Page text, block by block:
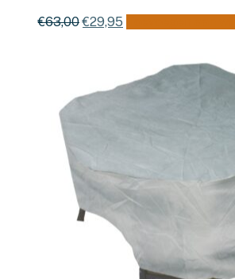
€63,00Oorspronkelijke
€29,95
€29,95.